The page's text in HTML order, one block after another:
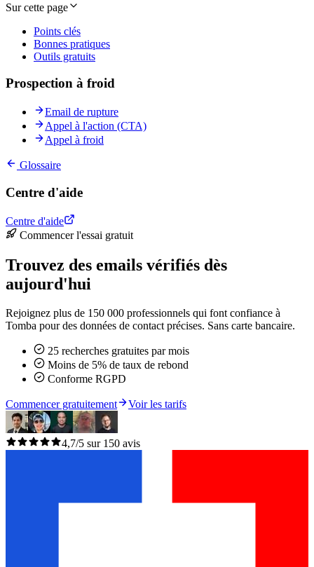
Sur cette page
Points clés
Bonnes pratiques
Outils gratuits
Prospection à froid
Email de rupture
Appel à l'action (CTA)
Appel à froid
Glossaire
Centre d'aide
Centre d'aide
Commencer l'essai gratuit
Trouvez des emails vérifiés dès
aujourd'hui
Rejoignez plus de 150 000 professionnels qui font confiance à
Tomba pour des données de contact précises. Sans carte bancaire.
25 recherches gratuites par mois
Moins de 5% de taux de rebond
Conforme RGPD
Commencer gratuitement Voir les tarifs
4,7/5 sur 150 avis